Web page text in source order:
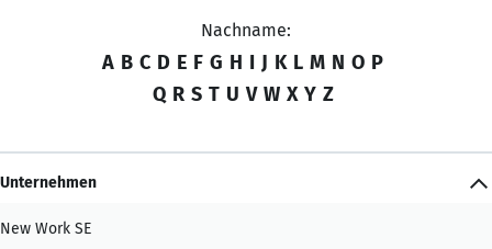
Nachname:
A B C D E F G H I J K L M N O P
Q R S T U V W X Y Z
Unternehmen
New Work SE